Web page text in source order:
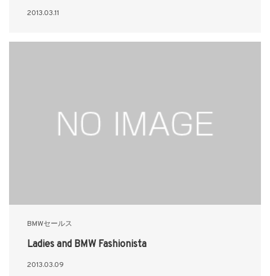
2013.03.11
BMWセールス
Ladies and BMW Fashionista
2013.03.09